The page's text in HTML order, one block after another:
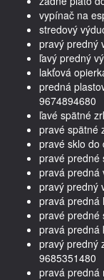
vypínač na
stredový
pravý predný
ľavý predný
lakťová
predná
9674894680
ľavé spätné
pravé spätné
pravé sklo do
pravé predné
pravá predná
pravý predný
pravá predná
pravé predné
pravá predná
pravý predný
9685351480
pravá predná